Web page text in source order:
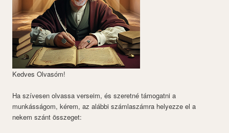
Kedves Olvasóm!
Ha szívesen olvassa verseim, és szeretné támogatni a
munkásságom, kérem, az alábbi számlaszámra helyezze el a
nekem szánt összeget: